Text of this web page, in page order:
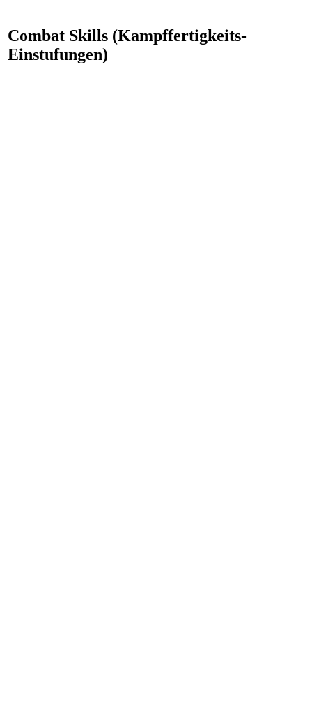
Combat Skills (Kampffertigkeits-
Einstufungen)